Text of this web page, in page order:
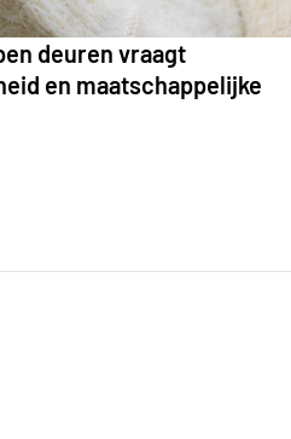
deuren vraagt
en maatschappelijke